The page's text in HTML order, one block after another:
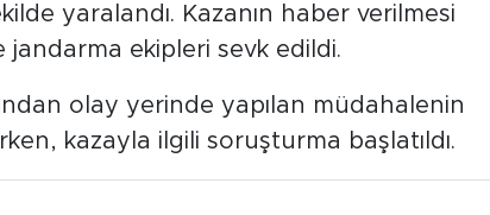
yaralandı. Kazanın haber verilmesi
jandarma ekipleri sevk edildi.
olay yerinde yapılan müdahalenin
kazayla ilgili soruşturma başlatıldı.